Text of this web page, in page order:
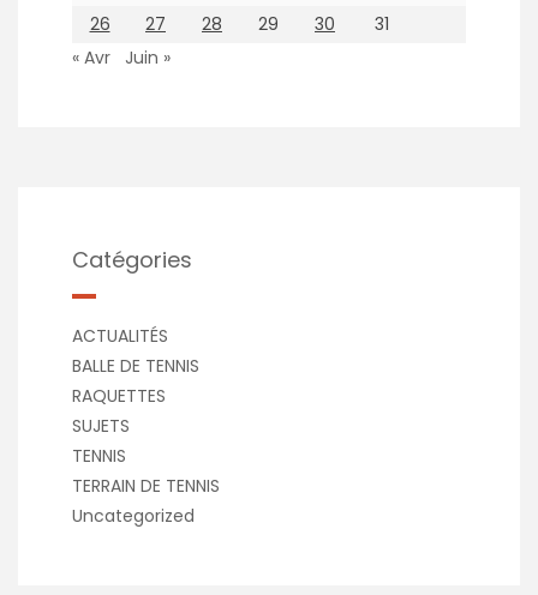
26
27 28 29 30
31
« Avr
Juin »
Catégories
ACTUALITÉS
BALLE DE TENNIS
RAQUETTES
SUJETS
TENNIS
TERRAIN DE TENNIS
Uncategorized